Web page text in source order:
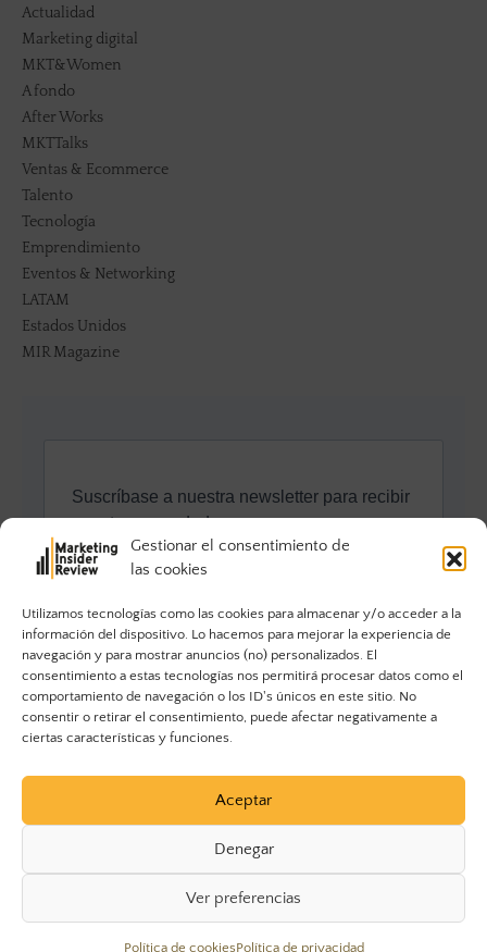
Gestionar el consentimiento de
las cookies
Utilizamos tecnologías como las cookies para almacenar y/o acceder a la
información del dispositivo. Lo hacemos para mejorar la experiencia de
navegación y para mostrar anuncios (no) personalizados. El
consentimiento a estas tecnologías nos permitirá procesar datos como el
comportamiento de navegación o los ID's únicos en este sitio. No
consentir o retirar el consentimiento, puede afectar negativamente a
ciertas características y funciones.
Aceptar
Denegar
Ver preferencias
Política de cookiesPolítica de privacidad
Actualidad
Marketing digital
MKT&Women
A fondo
After Works
MKTTalks
Ventas & Ecommerce
Talento
Tecnología
Emprendimiento
Eventos & Networking
LATAM
Estados Unidos
MIR Magazine
© 2023 Marketing Insider Review. Todos los derechos